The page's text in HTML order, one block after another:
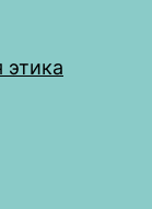
этика